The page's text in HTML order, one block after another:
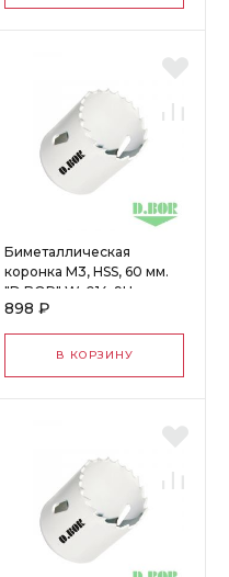
Биметаллическая
коронка М3, HSS, 60 мм.
"D.BOR" W-014-9H-
4006005D
898 ₽
В КОРЗИНУ